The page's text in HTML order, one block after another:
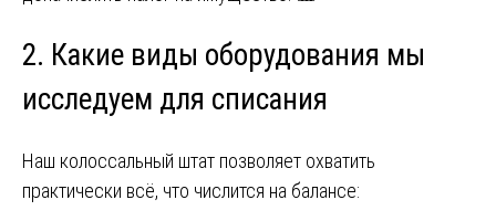
2. Какие виды оборудования мы
исследуем для списания
Наш колоссальный штат позволяет охватить
практически всё, что числится на балансе: